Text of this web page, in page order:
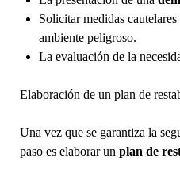
Solicitar medidas
ambiente peligroso.
La evaluación de la
Elaboración de un plan de
Una vez que se garantiza la
paso es elaborar un plan de